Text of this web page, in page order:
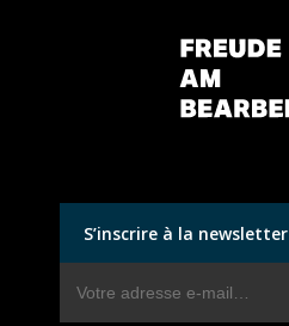
S’inscrire à la newsletter